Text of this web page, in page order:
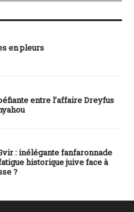
en pleurs
entre l’affaire Dreyfus
: inélégante fanfaronnade
historique juive face à
?